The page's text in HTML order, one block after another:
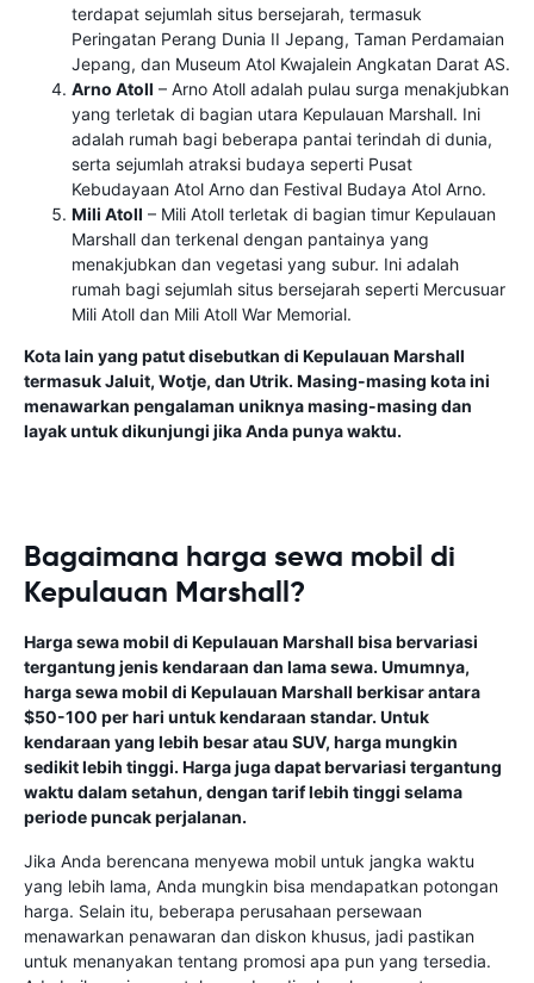
terdapat sejumlah situs bersejarah, termasuk
Peringatan Perang Dunia II Jepang, Taman Perdamaian
Jepang, dan Museum Atol Kwajalein Angkatan Darat AS.
Arno Atoll – Arno Atoll adalah pulau surga menakjubkan
yang terletak di bagian utara Kepulauan Marshall. Ini
adalah rumah bagi beberapa pantai terindah di dunia,
serta sejumlah atraksi budaya seperti Pusat
Kebudayaan Atol Arno dan Festival Budaya Atol Arno.
Mili Atoll – Mili Atoll terletak di bagian timur Kepulauan
Marshall dan terkenal dengan pantainya yang
menakjubkan dan vegetasi yang subur. Ini adalah
rumah bagi sejumlah situs bersejarah seperti Mercusuar
Mili Atoll dan Mili Atoll War Memorial.
Kota lain yang patut disebutkan di Kepulauan Marshall
termasuk Jaluit, Wotje, dan Utrik. Masing-masing kota ini
menawarkan pengalaman uniknya masing-masing dan
layak untuk dikunjungi jika Anda punya waktu.
Bagaimana harga sewa mobil di
Kepulauan Marshall?
Harga sewa mobil di Kepulauan Marshall bisa bervariasi
tergantung jenis kendaraan dan lama sewa. Umumnya,
harga sewa mobil di Kepulauan Marshall berkisar antara
$50-100 per hari untuk kendaraan standar. Untuk
kendaraan yang lebih besar atau SUV, harga mungkin
sedikit lebih tinggi. Harga juga dapat bervariasi tergantung
waktu dalam setahun, dengan tarif lebih tinggi selama
periode puncak perjalanan.
Jika Anda berencana menyewa mobil untuk jangka waktu
yang lebih lama, Anda mungkin bisa mendapatkan potongan
harga. Selain itu, beberapa perusahaan persewaan
menawarkan penawaran dan diskon khusus, jadi pastikan
untuk menanyakan tentang promosi apa pun yang tersedia.